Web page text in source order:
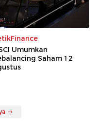
Umumkan
Saham 12